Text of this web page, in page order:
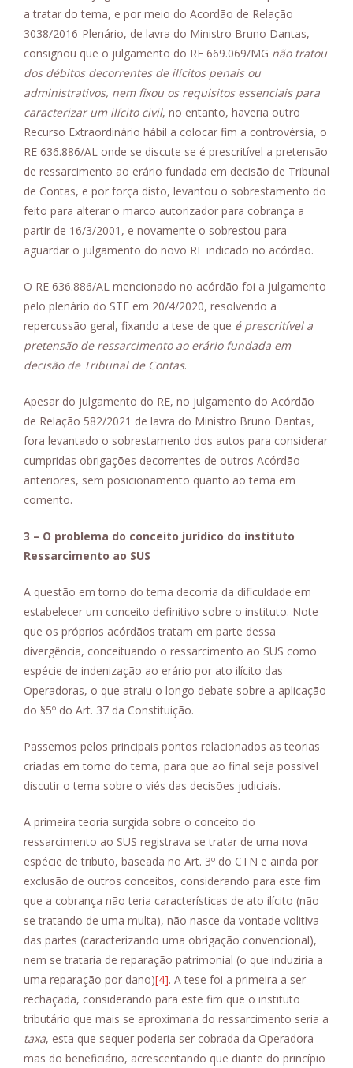
a tratar do tema, e por meio do Acordão de Relação
3038/2016-Plenário, de lavra do Ministro Bruno Dantas,
consignou que o julgamento do RE 669.069/MG não tratou
dos débitos decorrentes de ilícitos penais ou
administrativos, nem fixou os requisitos essenciais para
caracterizar um ilícito civil, no entanto, haveria outro
Recurso Extraordinário hábil a colocar fim a controvérsia, o
RE 636.886/AL onde se discute se é prescritível a pretensão
de ressarcimento ao erário fundada em decisão de Tribunal
de Contas, e por força disto, levantou o sobrestamento do
feito para alterar o marco autorizador para cobrança a
partir de 16/3/2001, e novamente o sobrestou para
aguardar o julgamento do novo RE indicado no acórdão.
O RE 636.886/AL mencionado no acórdão foi a julgamento
pelo plenário do STF em 20/4/2020, resolvendo a
repercussão geral, fixando a tese de que é prescritível a
pretensão de ressarcimento ao erário fundada em
decisão de Tribunal de Contas.
Apesar do julgamento do RE, no julgamento do Acórdão
de Relação 582/2021 de lavra do Ministro Bruno Dantas,
fora levantado o sobrestamento dos autos para considerar
cumpridas obrigações decorrentes de outros Acórdão
anteriores, sem posicionamento quanto ao tema em
comento.
3 – O problema do conceito jurídico do instituto
Ressarcimento ao SUS
A questão em torno do tema decorria da dificuldade em
estabelecer um conceito definitivo sobre o instituto. Note
que os próprios acórdãos tratam em parte dessa
divergência, conceituando o ressarcimento ao SUS como
espécie de indenização ao erário por ato ilícito das
Operadoras, o que atraiu o longo debate sobre a aplicação
do §5º do Art. 37 da Constituição.
Passemos pelos principais pontos relacionados as teorias
criadas em torno do tema, para que ao final seja possível
discutir o tema sobre o viés das decisões judiciais.
A primeira teoria surgida sobre o conceito do
ressarcimento ao SUS registrava se tratar de uma nova
espécie de tributo, baseada no Art. 3º do CTN e ainda por
exclusão de outros conceitos, considerando para este fim
que a cobrança não teria características de ato ilícito (não
se tratando de uma multa), não nasce da vontade volitiva
das partes (caracterizando uma obrigação convencional),
nem se trataria de reparação patrimonial (o que induziria a
uma reparação por dano)[4]. A tese foi a primeira a ser
rechaçada, considerando para este fim que o instituto
tributário que mais se aproximaria do ressarcimento seria a
taxa, esta que sequer poderia ser cobrada da Operadora
mas do beneficiário, acrescentando que diante do princípio